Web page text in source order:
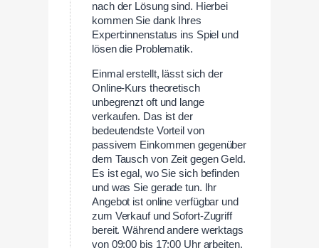
nach der Lösung sind. Hierbei
kommen Sie dank Ihres
Expert:innenstatus ins Spiel und
lösen die Problematik.
Einmal erstellt, lässt sich der
Online-Kurs theoretisch
unbegrenzt oft und lange
verkaufen. Das ist der
bedeutendste Vorteil von
passivem Einkommen gegenüber
dem Tausch von Zeit gegen Geld.
Es ist egal, wo Sie sich befinden
und was Sie gerade tun. Ihr
Angebot ist online verfügbar und
zum Verkauf und Sofort-Zugriff
bereit. Während andere werktags
von 09:00 bis 17:00 Uhr arbeiten,